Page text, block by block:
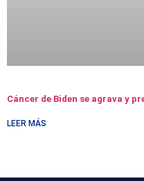
Cáncer de Biden se agrava y
LEER MÁS